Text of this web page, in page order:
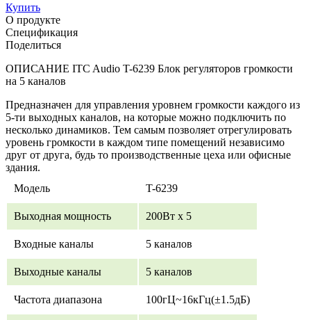
Купить
О продукте
Спецификация
Поделиться
ОПИСАНИЕ ITC Audio T-6239 Блок регуляторов громкости
на 5 каналов
Предназначен для управления уровнем громкости каждого из
5-ти выходных каналов, на которые можно подключить по
несколько динамиков. Тем самым позволяет отрегулировать
уровень громкости в каждом типе помещений независимо
друг от друга, будь то производственные цеха или офисные
здания.
Модель
T-6239
Выходная мощность 200Вт х 5
Входные каналы 5 каналов
Выходные каналы 5 каналов
Частота диапазона 100гЦ~16кГц(±1.5дБ)